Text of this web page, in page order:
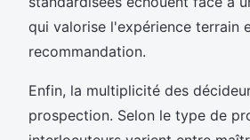
qui valorise l'expérience terrain
recommandation.
Enfin, la multiplicité des
prospection. Selon le type de